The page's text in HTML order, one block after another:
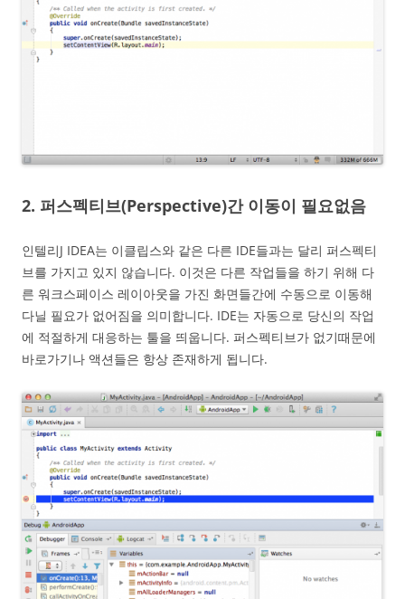
2. 퍼스펙티브(Perspective)간 이동이 필요없음
인텔리J IDEA는 이클립스와 같은 다른 IDE들과는 달리 퍼스펙티
브를 가지고 있지 않습니다. 이것은 다른 작업들을 하기 위해 다
른 워크스페이스 레이아웃을 가진 화면들간에 수동으로 이동해
다닐 필요가 없어짐을 의미합니다. IDE는 자동으로 당신의 작업
에 적절하게 대응하는 툴을 띄웁니다. 퍼스펙티브가 없기때문에
바로가기나 액션들은 항상 존재하게 됩니다.